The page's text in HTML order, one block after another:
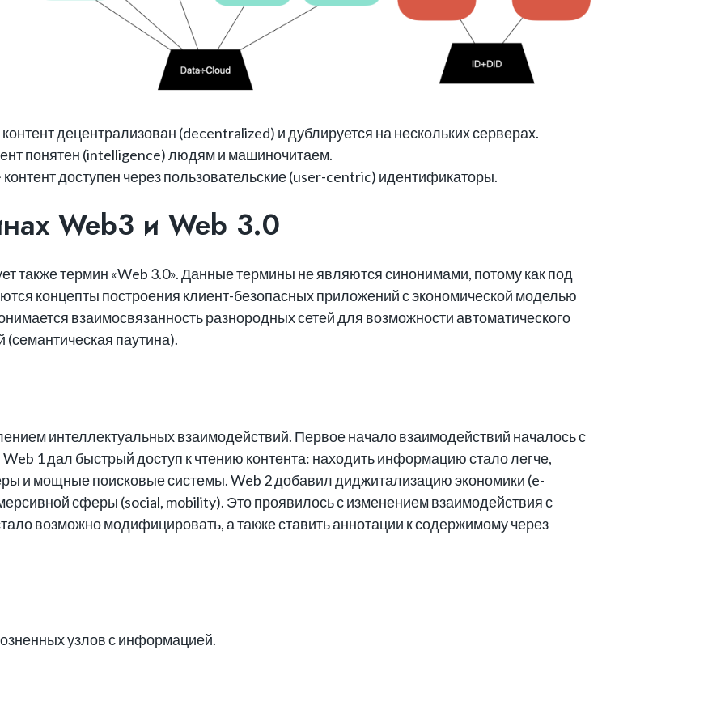
децентрализован (decentralized) и дублируется на нескольких серверах.
понятен (intelligence) людям и машиночитаем.
доступен через пользовательские (user-centric) идентификаторы.
Web3 и Web 3.0
также термин «Web 3.0». Данные термины не являются синонимами, потому как под
концепты построения клиент-безопасных приложений с экономической моделью
взаимосвязанность разнородных сетей для возможности автоматического
паутина).
интеллектуальных взаимодействий. Первое начало взаимодействий началось с
1 дал быстрый доступ к чтению контента: находить информацию стало легче,
и мощные поисковые системы. Web 2 добавил диджитализацию экономики (e-
сферы (social, mobility). Это проявилось с изменением взаимодействия с
возможно модифицировать, а также ставить аннотации к содержимому через
узлов с информацией.